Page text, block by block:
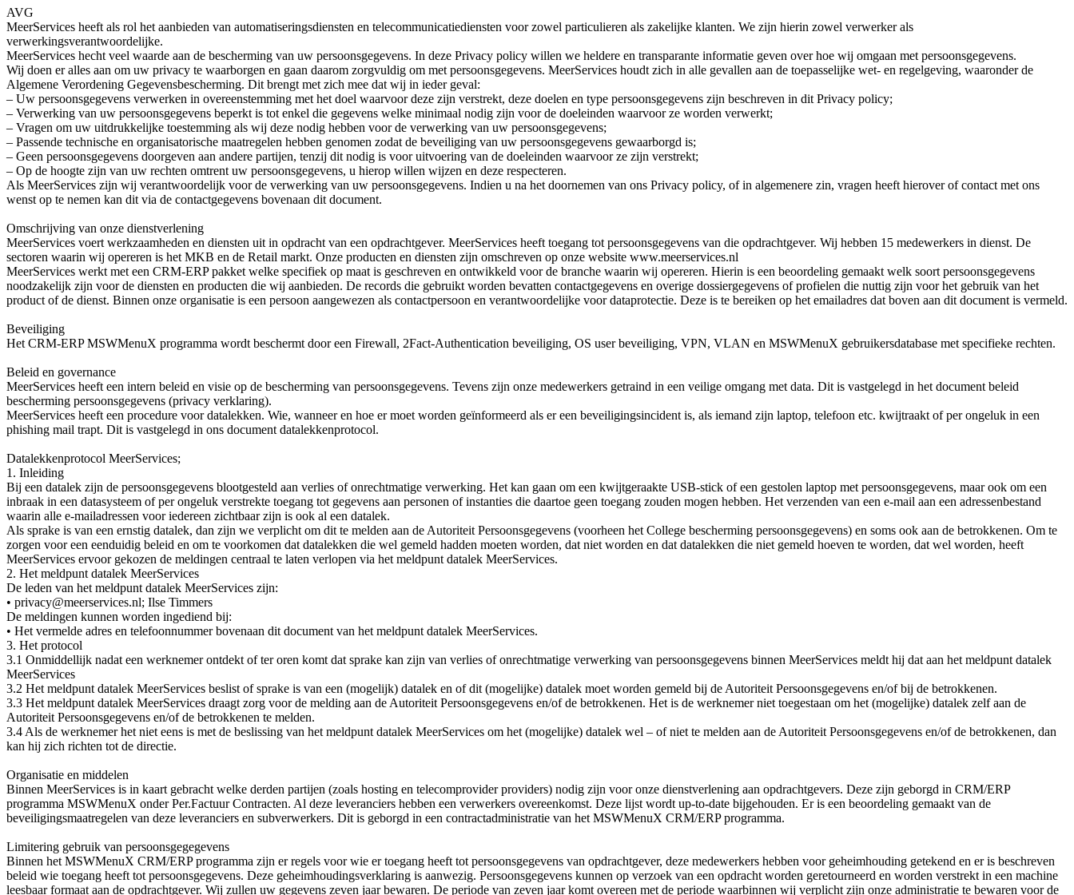
AVG
MeerServices heeft als rol het aanbieden van automatiseringsdiensten en telecommunicatiediensten voor zowel particulieren als zakelijke klanten. We zijn hierin zowel verwerker als
verwerkingsverantwoordelijke.
MeerServices hecht veel waarde aan de bescherming van uw persoonsgegevens. In deze Privacy policy willen we heldere en transparante informatie geven over hoe wij omgaan met persoonsgegevens.
Wij doen er alles aan om uw privacy te waarborgen en gaan daarom zorgvuldig om met persoonsgegevens. MeerServices houdt zich in alle gevallen aan de toepasselijke wet- en regelgeving, waaronder de
Algemene Verordening Gegevensbescherming. Dit brengt met zich mee dat wij in ieder geval:
– Uw persoonsgegevens verwerken in overeenstemming met het doel waarvoor deze zijn verstrekt, deze doelen en type persoonsgegevens zijn beschreven in dit Privacy policy;
– Verwerking van uw persoonsgegevens beperkt is tot enkel die gegevens welke minimaal nodig zijn voor de doeleinden waarvoor ze worden verwerkt;
– Vragen om uw uitdrukkelijke toestemming als wij deze nodig hebben voor de verwerking van uw persoonsgegevens;
– Passende technische en organisatorische maatregelen hebben genomen zodat de beveiliging van uw persoonsgegevens gewaarborgd is;
– Geen persoonsgegevens doorgeven aan andere partijen, tenzij dit nodig is voor uitvoering van de doeleinden waarvoor ze zijn verstrekt;
– Op de hoogte zijn van uw rechten omtrent uw persoonsgegevens, u hierop willen wijzen en deze respecteren.
Als MeerServices zijn wij verantwoordelijk voor de verwerking van uw persoonsgegevens. Indien u na het doornemen van ons Privacy policy, of in algemenere zin, vragen heeft hierover of contact met ons
wenst op te nemen kan dit via de contactgegevens bovenaan dit document.
Omschrijving van onze dienstverlening
MeerServices voert werkzaamheden en diensten uit in opdracht van een opdrachtgever. MeerServices heeft toegang tot persoonsgegevens van die opdrachtgever. Wij hebben 15 medewerkers in dienst. De
sectoren waarin wij opereren is het MKB en de Retail markt. Onze producten en diensten zijn omschreven op onze website www.meerservices.nl
MeerServices werkt met een CRM-ERP pakket welke specifiek op maat is geschreven en ontwikkeld voor de branche waarin wij opereren. Hierin is een beoordeling gemaakt welk soort persoonsgegevens
noodzakelijk zijn voor de diensten en producten die wij aanbieden. De records die gebruikt worden bevatten contactgegevens en overige dossiergegevens of profielen die nuttig zijn voor het gebruik van het
product of de dienst. Binnen onze organisatie is een persoon aangewezen als contactpersoon en verantwoordelijke voor dataprotectie. Deze is te bereiken op het emailadres dat boven aan dit document is vermeld.
Beveiliging
Het CRM-ERP MSWMenuX programma wordt beschermt door een Firewall, 2Fact-Authentication beveiliging, OS user beveiliging, VPN, VLAN en MSWMenuX gebruikersdatabase met specifieke rechten.
Beleid en governance
MeerServices heeft een intern beleid en visie op de bescherming van persoonsgegevens. Tevens zijn onze medewerkers getraind in een veilige omgang met data. Dit is vastgelegd in het document beleid
bescherming persoonsgegevens (privacy verklaring).
MeerServices heeft een procedure voor datalekken. Wie, wanneer en hoe er moet worden geïnformeerd als er een beveiligingsincident is, als iemand zijn laptop, telefoon etc. kwijtraakt of per ongeluk in een
phishing mail trapt. Dit is vastgelegd in ons document datalekkenprotocol.
Datalekkenprotocol MeerServices;
1. Inleiding
Bij een datalek zijn de persoonsgegevens blootgesteld aan verlies of onrechtmatige verwerking. Het kan gaan om een kwijtgeraakte USB-stick of een gestolen laptop met persoonsgegevens, maar ook om een
inbraak in een datasysteem of per ongeluk verstrekte toegang tot gegevens aan personen of instanties die daartoe geen toegang zouden mogen hebben. Het verzenden van een e-mail aan een adressenbestand
waarin alle e-mailadressen voor iedereen zichtbaar zijn is ook al een datalek.
Als sprake is van een ernstig datalek, dan zijn we verplicht om dit te melden aan de Autoriteit Persoonsgegevens (voorheen het College bescherming persoonsgegevens) en soms ook aan de betrokkenen. Om te
zorgen voor een eenduidig beleid en om te voorkomen dat datalekken die wel gemeld hadden moeten worden, dat niet worden en dat datalekken die niet gemeld hoeven te worden, dat wel worden, heeft
MeerServices ervoor gekozen de meldingen centraal te laten verlopen via het meldpunt datalek MeerServices.
2. Het meldpunt datalek MeerServices
De leden van het meldpunt datalek MeerServices zijn:
• privacy@meerservices.nl; Ilse Timmers
De meldingen kunnen worden ingediend bij:
• Het vermelde adres en telefoonnummer bovenaan dit document van het meldpunt datalek MeerServices.
3. Het protocol
3.1 Onmiddellijk nadat een werknemer ontdekt of ter oren komt dat sprake kan zijn van verlies of onrechtmatige verwerking van persoonsgegevens binnen MeerServices meldt hij dat aan het meldpunt datalek
MeerServices
3.2 Het meldpunt datalek MeerServices beslist of sprake is van een (mogelijk) datalek en of dit (mogelijke) datalek moet worden gemeld bij de Autoriteit Persoonsgegevens en/of bij de betrokkenen.
3.3 Het meldpunt datalek MeerServices draagt zorg voor de melding aan de Autoriteit Persoonsgegevens en/of de betrokkenen. Het is de werknemer niet toegestaan om het (mogelijke) datalek zelf aan de
Autoriteit Persoonsgegevens en/of de betrokkenen te melden.
3.4 Als de werknemer het niet eens is met de beslissing van het meldpunt datalek MeerServices om het (mogelijke) datalek wel – of niet te melden aan de Autoriteit Persoonsgegevens en/of de betrokkenen, dan
kan hij zich richten tot de directie.
Organisatie en middelen
Binnen MeerServices is in kaart gebracht welke derden partijen (zoals hosting en telecomprovider providers) nodig zijn voor onze dienstverlening aan opdrachtgevers. Deze zijn geborgd in CRM/ERP
programma MSWMenuX onder Per.Factuur Contracten. Al deze leveranciers hebben een verwerkers overeenkomst. Deze lijst wordt up-to-date bijgehouden. Er is een beoordeling gemaakt van de
beveiligingsmaatregelen van deze leveranciers en subverwerkers. Dit is geborgd in een contractadministratie van het MSWMenuX CRM/ERP programma.
Limitering gebruik van persoonsgegegevens
Binnen het MSWMenuX CRM/ERP programma zijn er regels voor wie er toegang heeft tot persoonsgegevens van opdrachtgever, deze medewerkers hebben voor geheimhouding getekend en er is beschreven
beleid wie toegang heeft tot persoonsgegevens. Deze geheimhoudingsverklaring is aanwezig. Persoonsgegevens kunnen op verzoek van een opdracht worden geretourneerd en worden verstrekt in een machine
leesbaar formaat aan de opdrachtgever. Wij zullen uw gegevens zeven jaar bewaren. De periode van zeven jaar komt overeen met de periode waarbinnen wij verplicht zijn onze administratie te bewaren voor de